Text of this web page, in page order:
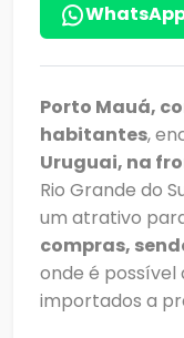
Porto Mauá,
habitantes,
Uruguai, na
Rio Grande do
um atrativo
compras,
onde é
importados a